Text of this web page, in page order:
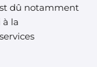
dû notamment
à la